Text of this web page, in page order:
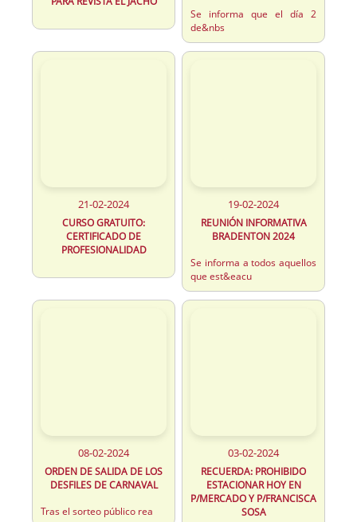
Se informa que el día 2
de&nbs
21-02-2024
CURSO GRATUITO:
CERTIFICADO DE
PROFESIONALIDAD
19-02-2024
REUNIÓN INFORMATIVA
BRADENTON 2024
Se informa a todos aquellos
que est&eacu
08-02-2024
ORDEN DE SALIDA DE LOS
DESFILES DE CARNAVAL
Tras el sorteo público rea
03-02-2024
RECUERDA: PROHIBIDO
ESTACIONAR HOY EN
P/MERCADO Y P/FRANCISCA
SOSA